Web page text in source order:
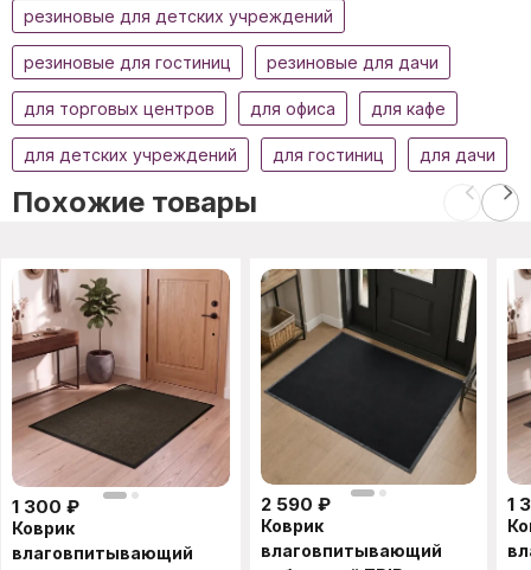
резиновые для детских учреждений
резиновые для гостиниц резиновые для дачи
для торговых центров для офиса для кафе
для детских учреждений для гостиниц для дачи
Похожие товары
1 300 ₽
Коврик
влаговпитывающий
2 590 ₽
Коврик
влаговпитывающий
1